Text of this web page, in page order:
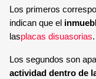
Los primeros
indican que el
lasplacas disuasorias.
Los segundos son
actividad dentro de